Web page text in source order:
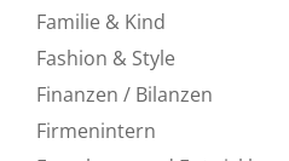
Familie & Kind
Fashion & Style
Finanzen / Bilanzen
Firmenintern